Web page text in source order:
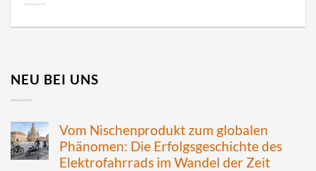
NEU BEI UNS
Vom Nischenprodukt zum globalen
Phänomen: Die Erfolgsgeschichte des
Elektrofahrrads im Wandel der Zeit